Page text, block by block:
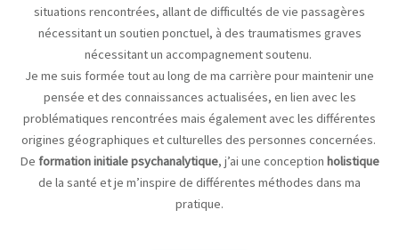
situations rencontrées, allant de difficultés de vie passagères
nécessitant un soutien ponctuel, à des traumatismes graves
nécessitant un accompagnement soutenu.
Je me suis formée tout au long de ma carrière pour maintenir une
pensée et des connaissances actualisées, en lien avec les
problématiques rencontrées mais également avec les différentes
origines géographiques et culturelles des personnes concernées.
De formation initiale psychanalytique, j’ai une conception holistique
de la santé et je m’inspire de différentes méthodes dans ma
pratique.